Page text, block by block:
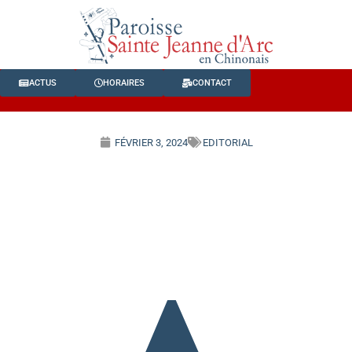
ACTUS HORAIRES CONTACT
FÉVRIER 3, 2024 EDITORIAL